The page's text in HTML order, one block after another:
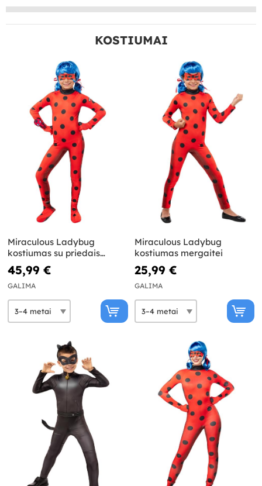
KOSTIUMAI
Miraculous Ladybug
kostiumas su priedais
mergaitėms
45,99 €
GALIMA
Miraculous Ladybug
kostiumas mergaitei
25,99 €
GALIMA